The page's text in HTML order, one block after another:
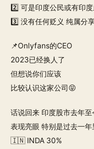
2️⃣ 可是印度公民或有印
3️⃣ 没有任何贬义 纯属分
📌Onlyfans的CEO
2023已经换人了
但想说你们应该
比较认识这家公司😝
话说回来 印度股市去年至
表现亮眼 特别是过去一年
🇮🇳 INDA 30%